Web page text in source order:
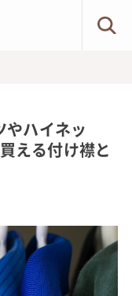
やハイネッ
える付け襟と